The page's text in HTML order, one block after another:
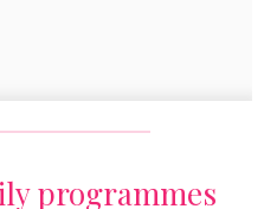
programmes